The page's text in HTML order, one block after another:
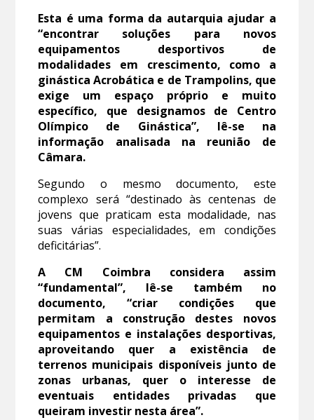
Esta é uma forma da autarquia ajudar a
“encontrar soluções para novos
equipamentos desportivos de
modalidades em crescimento, como a
ginástica Acrobática e de Trampolins, que
exige um espaço próprio e muito
específico, que designamos de Centro
Olímpico de Ginástica”, lê-se na
informação analisada na reunião de
Câmara.
Segundo o mesmo documento, este
complexo será “destinado às centenas de
jovens que praticam esta modalidade, nas
suas várias especialidades, em condições
deficitárias”.
A CM Coimbra considera assim
“fundamental”, lê-se também no
documento, “criar condições que
permitam a construção destes novos
equipamentos e instalações desportivas,
aproveitando quer a existência de
terrenos municipais disponíveis junto de
zonas urbanas, quer o interesse de
eventuais entidades privadas que
queiram investir nesta área”.